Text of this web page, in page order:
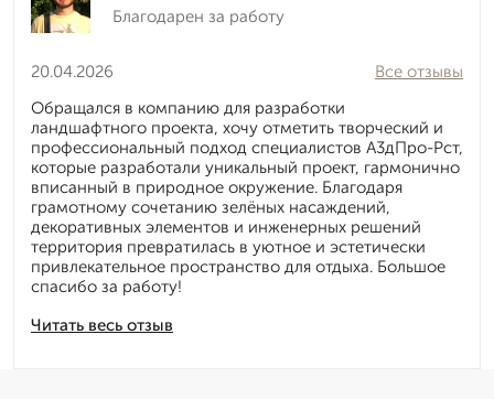
Благодарен за работу
20.04.2026
Читать весь отзыв
Все отзывы
Обращался в компанию для разработки
ландшафтного проекта, хочу отметить творческий и
профессиональный подход специалистов А3дПро-Рст,
которые разработали уникальный проект, гармонично
вписанный в природное окружение. Благодаря
грамотному сочетанию зелёных насаждений,
декоративных элементов и инженерных решений
территория превратилась в уютное и эстетически
привлекательное пространство для отдыха. Большое
спасибо за работу!